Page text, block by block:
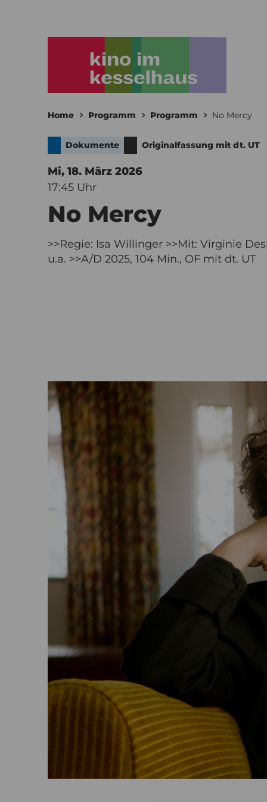
Home Programm Programm No Mercy
Dokumente Originalfassung mit dt. UT
Mi, 18. März 2026
17:45 Uhr
No Mercy
>>Regie: Isa Willinger >>Mit: Virginie
u.a. >>A/D 2025, 104 Min., OF mit dt. UT